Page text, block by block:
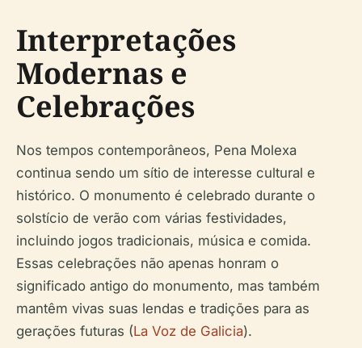
Interpretações
Modernas e
Celebrações
Nos tempos contemporâneos, Pena Molexa
continua sendo um sítio de interesse cultural e
histórico. O monumento é celebrado durante o
solstício de verão com várias festividades,
incluindo jogos tradicionais, música e comida.
Essas celebrações não apenas honram o
significado antigo do monumento, mas também
mantêm vivas suas lendas e tradições para as
gerações futuras (La Voz de Galicia).